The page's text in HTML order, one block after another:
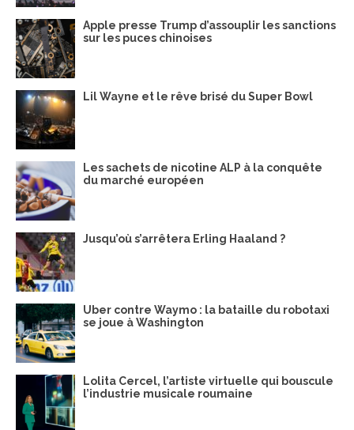
Apple presse Trump d’assouplir les sanctions
sur les puces chinoises
Lil Wayne et le rêve brisé du Super Bowl
Les sachets de nicotine ALP à la conquête
du marché européen
Jusqu’où s’arrêtera Erling Haaland ?
Uber contre Waymo : la bataille du robotaxi
se joue à Washington
Lolita Cercel, l’artiste virtuelle qui bouscule
l’industrie musicale roumaine